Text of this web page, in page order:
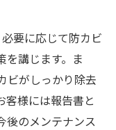
要に応じて防カビ
を講じます。ま
ビがしっかり除去
客様には報告書と
後のメンテナンス